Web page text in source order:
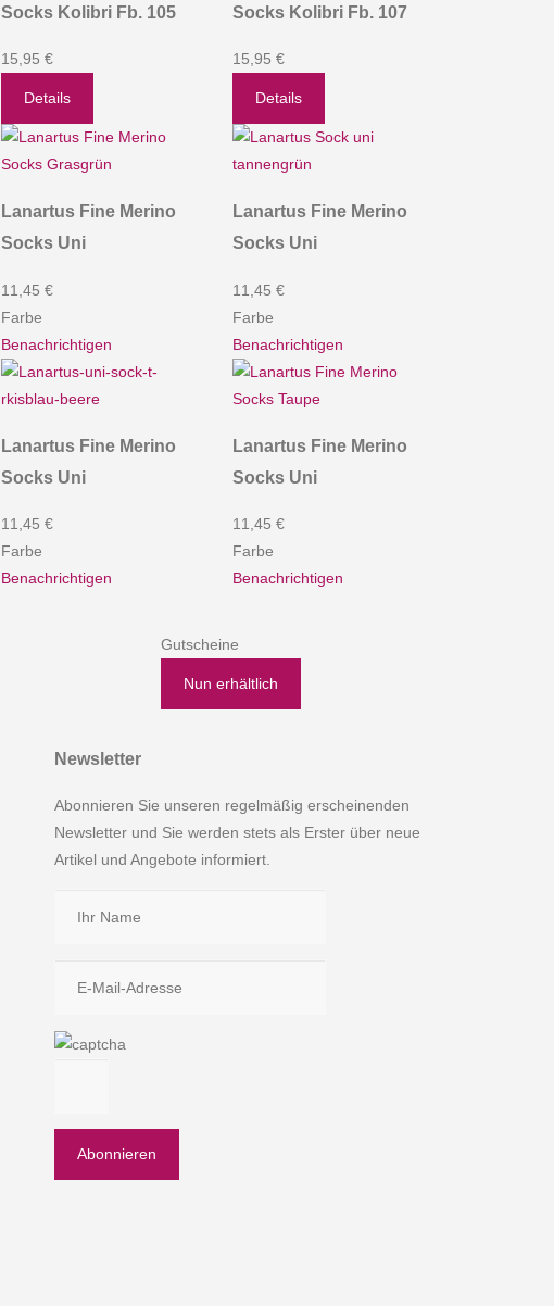
Socks Kolibri Fb. 105
15,95 €
Details
Socks Kolibri Fb. 107
15,95 €
Details
Lanartus Fine Merino
Socks Uni
11,45 €
Farbe
Benachrichtigen
Lanartus Fine Merino
Socks Uni
11,45 €
Farbe
Benachrichtigen
Lanartus Fine Merino
Socks Uni
11,45 €
Farbe
Benachrichtigen
Lanartus Fine Merino
Socks Uni
11,45 €
Farbe
Benachrichtigen
Gutscheine
Nun erhältlich
Newsletter
Abonnieren Sie unseren regelmäßig erscheinenden
Newsletter und Sie werden stets als Erster über neue
Artikel und Angebote informiert.